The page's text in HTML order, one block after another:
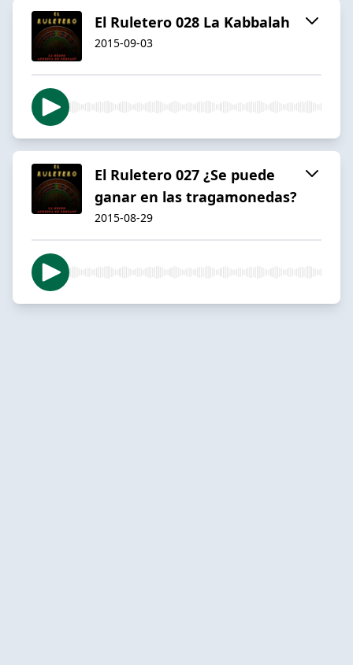
El Ruletero 028 La Kabbalah
2015-09-03
El Ruletero 027 ¿Se puede
ganar en las tragamonedas?
2015-08-29